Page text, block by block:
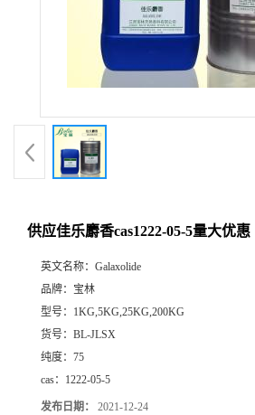
供应佳乐麝香cas1222-05-5量大优惠
英文名称： Galaxolide
品牌： 宝林
型号： 1KG,5KG,25KG,200KG
货号： BL-JLSX
纯度： 75
cas： 1222-05-5
发布日期： 2021-12-24